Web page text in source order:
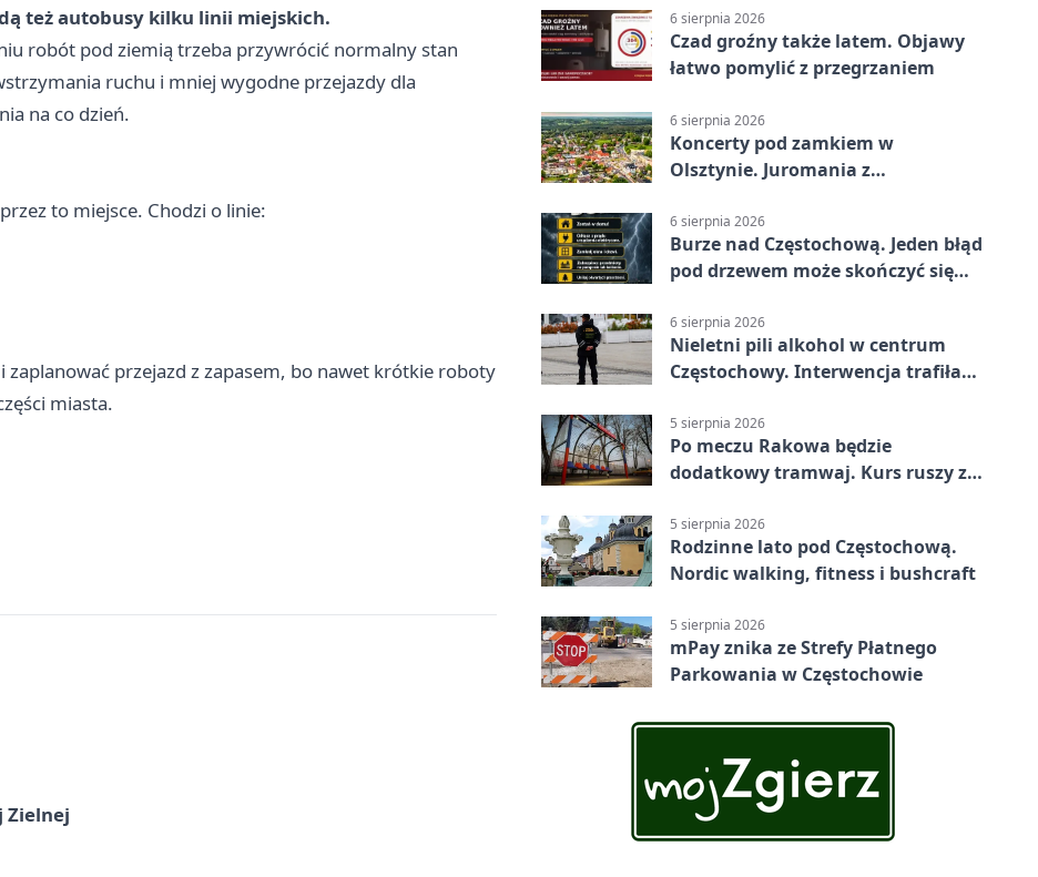
też autobusy kilku linii miejskich.
robót pod ziemią trzeba przywrócić normalny stan
ruchu i mniej wygodne przejazdy dla
na co dzień.
to miejsce. Chodzi o linie:
przejazd z zapasem, bo nawet krótkie roboty
miasta.
Zielnej
6 sierpnia 2026
Czad groźny także latem. Objawy
łatwo pomylić z przegrzaniem
6 sierpnia 2026
Koncerty pod zamkiem w
Olsztynie. Juromania z
6 sierpnia 2026
Burze nad Częstochową. Jeden błąd
pod drzewem może skończyć się
6 sierpnia 2026
Nieletni pili alkohol w centrum
Częstochowy. Interwencja trafiła
5 sierpnia 2026
Po meczu Rakowa będzie
dodatkowy tramwaj. Kurs ruszy ze
5 sierpnia 2026
Rodzinne lato pod Częstochową.
Nordic walking, fitness i bushcraft
5 sierpnia 2026
mPay znika ze Strefy Płatnego
Parkowania w Częstochowie